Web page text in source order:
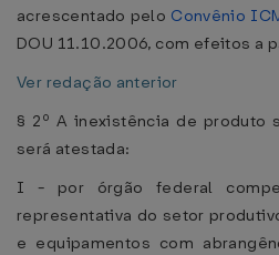
acrescentado pelo Convênio
DOU 11.10.2006, com efeitos a
Ver redação anterior
§ 2º A inexistência de produto
será atestada:
I - por órgão federal
representativa do setor
e equipamentos com